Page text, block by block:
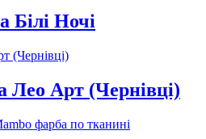
Білі Ночі
Лео Арт (Чернівці)